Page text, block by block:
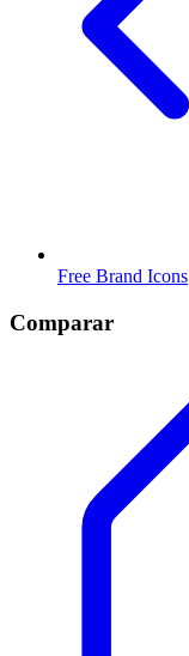
Free Brand Icons
Comparar